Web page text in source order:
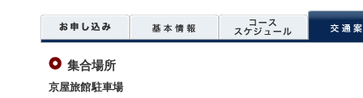
集合場所
京屋旅館駐車場